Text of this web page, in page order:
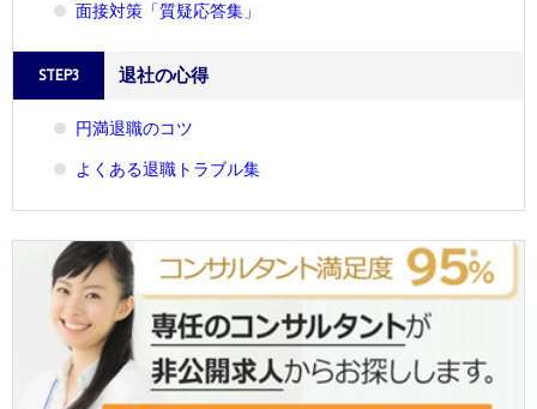
面接対策「質疑応答集」
STEP3 退社の心得
円満退職のコツ
よくある退職トラブル集